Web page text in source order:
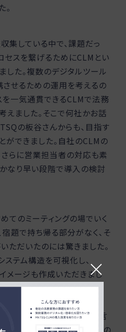
集している中で、課題だっ
セスを繋げるためにCLMとい
した。複数のデジタルツール
させるための運用を考えるの
を一気通貫できるCLMで法務
えました。そこで何社かお話
の板谷さんからも、目指す
ができました。自社のCLMの
さらに営業担当者の対応も素
かなり早い段階で導入の検討
てのミーティングの場でいく
題で持ち帰る部分がなく、そ
ただいたのには驚きました。
テム構造を可視化し、
メージも作成いただきまし
にあたり、私が経営陣に宣言
たのが「脱メール」です。この